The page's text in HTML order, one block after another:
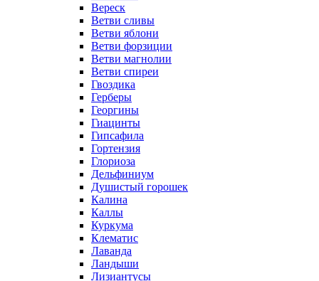
Вереск
Ветви сливы
Ветви яблони
Ветви форзиции
Ветви магнолии
Ветви спиреи
Гвоздика
Герберы
Георгины
Гиацинты
Гипсафила
Гортензия
Глориоза
Дельфиниум
Душистый горошек
Калина
Каллы
Куркума
Клематис
Лаванда
Ландыши
Лизиантусы